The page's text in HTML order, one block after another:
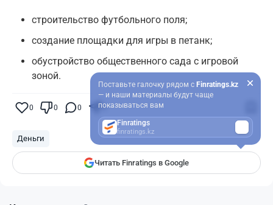
строительство футбольного поля;
создание площадки для игры в петанк;
обустройство общественного сада с игровой
зоной.
0 0 0 0
Деньги
Читать Finratings в Google
Поставьте галочку рядом с Finratings.kz
— и наши материалы будут чаще
показываться вам
Finratings
finratings.kz